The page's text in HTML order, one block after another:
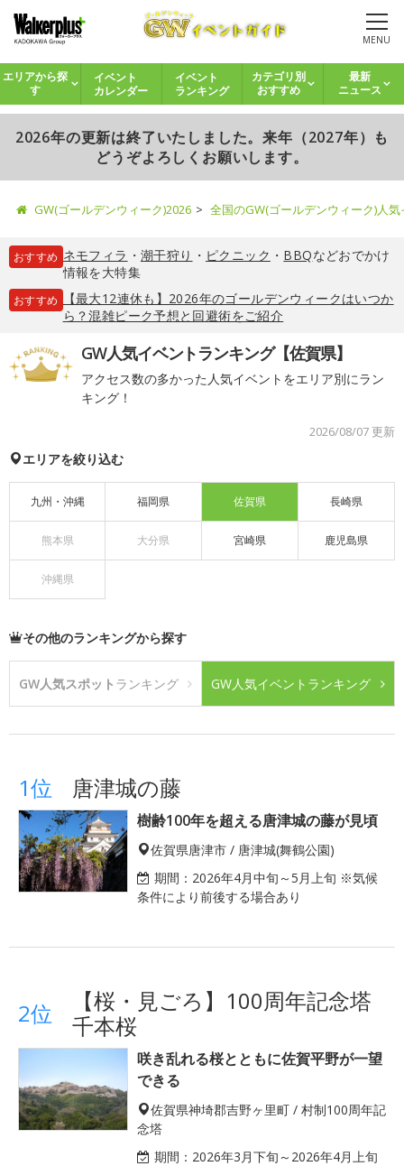
MENU
エリアから探
す
イベント
カレンダー
イベント
ランキング
カテゴリ別
おすすめ
最新
ニュース
2026年の更新は終了いたしました。来年（2027年）も
どうぞよろしくお願いします。
GW(ゴールデンウィーク)2026 全国のGW(ゴールデンウィーク)人
おすすめ ネモフィラ ・ 潮干狩り ・ ピクニック ・ BBQなどおでかけ
情報を大特集
おすすめ
【最大12連休も】2026年のゴールデンウィークはいつか
ら？混雑ピーク予想と回避術をご紹介
GW人気イベントランキング【佐賀県】
アクセス数の多かった人気イベントをエリア別にラン
キング！
2026/08/07 更新
エリアを絞り込む
九州・沖縄 福岡県 佐賀県 長崎県
熊本県 大分県 宮崎県 鹿児島県
沖縄県
その他のランキングから探す
GW人気スポット ランキング GW人気イベント ランキング
1位 唐津城の藤
樹齢100年を超える唐津城の藤が見頃
佐賀県唐津市 / 唐津城(舞鶴公園)
期間： 2026年4月中旬～5月上旬 ※気候
条件により前後する場合あり
2位
【桜・見ごろ】100周年記念塔
千本桜
咲き乱れる桜とともに佐賀平野が一望
できる
佐賀県神埼郡吉野ヶ里町 / 村制100周年記
念塔
期間： 2026年3月下旬～2026年4月上旬